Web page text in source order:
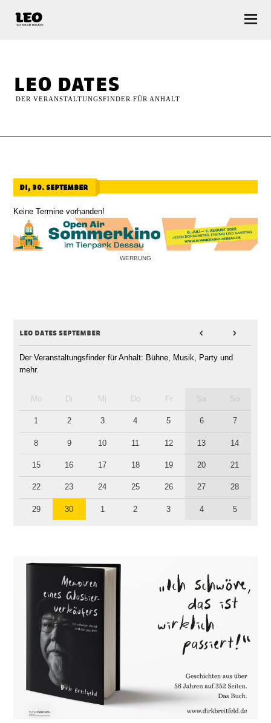
leo dates
DER VERANSTALTUNGSFINDER FÜR ANHALT
di, 30. september
Keine Termine vorhanden!
WERBUNG
leo dates september < >
Der Veranstaltungsfinder für Anhalt: Bühne, Musik, Party und
mehr.
Mo Di Mi Do Fr
1 2 3 4 5 6 7
8 9 10 11 12 13 14
15 16 17 18 19 20 21
22 23 24 25 26 27 28
29 30 1 2 3 4 5